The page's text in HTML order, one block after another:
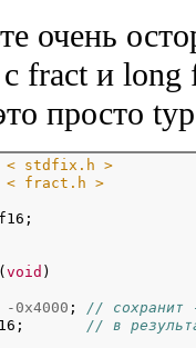
очень
fract и
просто
< stdfix.h >
< fract.h >
(void )
-0x4000 ; // сохранит
// в